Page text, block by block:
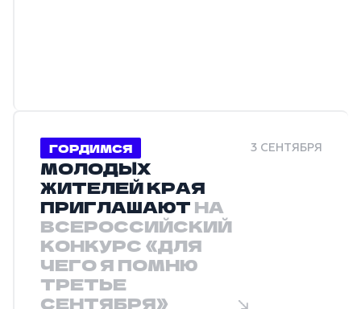
ГОРДИМСЯ 3 СЕНТЯБРЯ
МОЛОДЫХ
ЖИТЕЛЕЙ КРАЯ
ПРИГЛАШАЮТ НА
ВСЕРОССИЙСКИЙ
КОНКУРС «ДЛЯ
ЧЕГО Я ПОМНЮ
ТРЕТЬЕ
СЕНТЯБРЯ»